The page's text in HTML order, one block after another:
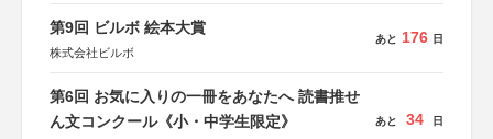
第9回 ビルボ 絵本大賞
株式会社ビルボ
あと 176 日
第6回 お気に入りの一冊をあなたへ 読書推せ
ん文コンクール《小・中学生限定》
あと 34 日